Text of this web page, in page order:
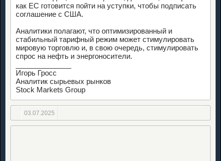
как ЕС готовится пойти на уступки, чтобы подписать
соглашение с США.
Аналитики полагают, что оптимизированный и
стабильный тарифный режим может стимулировать
мировую торговлю и, в свою очередь, стимулировать
спрос на нефть и энергоносители.
Игорь Гросс
Аналитик сырьевых рынков
Stock Markets Group
03.07.2025